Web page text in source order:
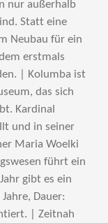
nur außerhalb
Statt eine
Neubau für ein
erstmals
| Kolumba ist
das sich
Kardinal
und in seiner
Maria Woelki
führt ein
gibt es ein
Dauer:
| Zeitnah